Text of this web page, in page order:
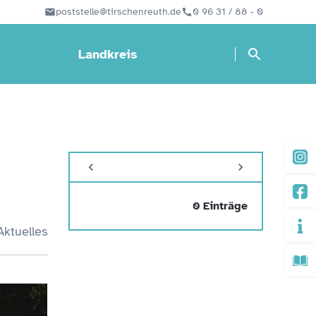
poststelle@tirschenreuth.de 0 96 31 / 88 - 0
Landkreis
0 Einträge